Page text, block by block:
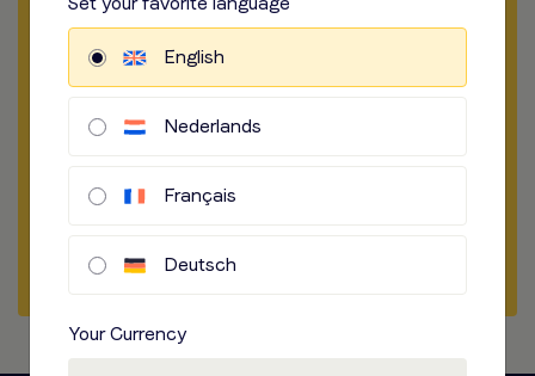
Medium Wählen
​​​
Länge Wählen
​​​
Standort der Aufnahme
​​​
Audio Option
​​​
Briefing Beginnen
English
Nederlands
Français
Deutsch
Your Currency